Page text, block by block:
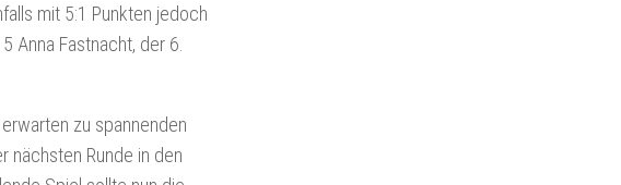
mit 5:1 Punkten jedoch
Anna Fastnacht, der 6.
zu spannenden
nächsten Runde in den